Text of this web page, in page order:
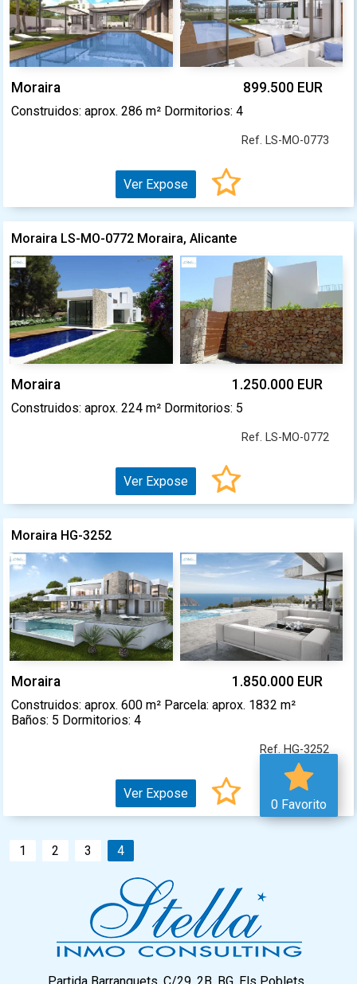
Moraira 899.500 EUR
Construidos: aprox. 286 m² Dormitorios: 4
Ref. LS-MO-0773
Ver Expose
Moraira LS-MO-0772 Moraira, Alicante
Moraira 1.250.000 EUR
Construidos: aprox. 224 m² Dormitorios: 5
Ref. LS-MO-0772
Ver Expose
Moraira HG-3252
Moraira 1.850.000 EUR
Construidos: aprox. 600 m² Parcela: aprox. 1832 m²
Baños: 5 Dormitorios: 4
Ref. HG-3252
Ver Expose
1 2 3 4
0 Favorito